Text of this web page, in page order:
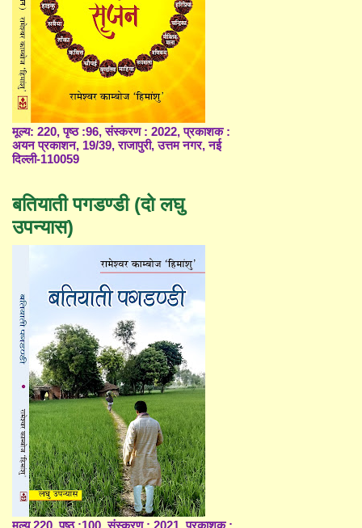
मूल्य: 220, पृष्ठ :96, संस्करण : 2022, प्रकाशक :
अयन प्रकाशन, 19/39, राजापुरी, उत्तम नगर, नई
दिल्ली-110059
बतियाती पगडण्डी (दो लघु
उपन्यास)